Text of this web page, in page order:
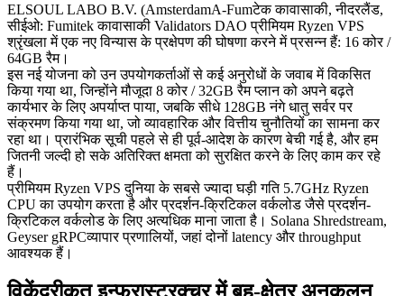
ELSOUL LABO B.V. (AmsterdamA-Fumटेक कावासाकी, नीदरलैंड,
सीईओ: Fumitek कावासाकी Validators DAO प्रीमियम Ryzen VPS
श्रृंखला में एक नए विन्यास के प्रक्षेपण की घोषणा करने में प्रसन्न हैं: 16 कोर /
64GB रैम।
इस नई योजना को उन उपयोगकर्ताओं से कई अनुरोधों के जवाब में विकसित
किया गया था, जिन्होंने मौजूदा 8 कोर / 32GB रैम प्लान को अपने बढ़ते
कार्यभार के लिए अपर्याप्त पाया, जबकि सीधे 128GB नंगे धातु सर्वर पर
संक्रमण किया गया था, जो व्यावहारिक और वित्तीय चुनौतियों का सामना कर
रहा था। प्रारंभिक सूची पहले से ही पूर्व-आदेश के कारण बेची गई है, और हम
जितनी जल्दी हो सके अतिरिक्त क्षमता को सुरक्षित करने के लिए काम कर रहे
हैं।
प्रीमियम Ryzen VPS दुनिया के सबसे ज्यादा घड़ी गति 5.7GHz Ryzen
CPU का उपयोग करता है और प्रदर्शन-क्रिटिकल वर्कलोड जैसे प्रदर्शन-
क्रिटिकल वर्कलोड के लिए अत्यधिक माना जाता है। Solana Shredstream,
Geyser gRPCव्यापार प्रणालियों, जहां दोनों latency और throughput
आवश्यक हैं।
विकेंद्रीकृत इन्फ्रास्ट्रक्चर में बहु-क्षेत्र अनुकूलन